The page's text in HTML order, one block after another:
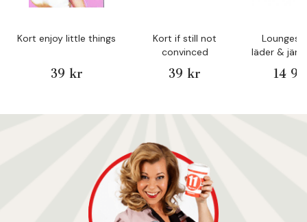
Kort enjoy little things
39 kr
Kort if still not
convinced
39 kr
läder & järn
14